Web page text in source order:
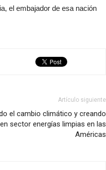
el embajador de esa nación
Artículo siguiente
el cambio climático y creando
sector energías limpias en las
Américas